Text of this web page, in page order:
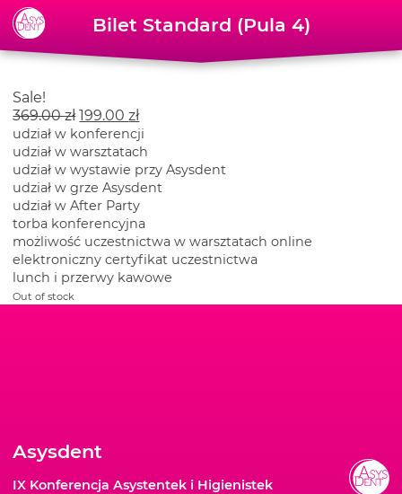
Skip to content
Bilet Standard (Pula 4)
Sale!
369.00zł 199.00zł
udział w konferencji
udział w warsztatach
udział w wystawie przy Asysdent
udział w grze Asysdent
udział w After Party
torba konferencyjna
możliwość uczestnictwa w warsztatach online
elektroniczny certyfikat uczestnictwa
lunch i przerwy kawowe
Out of stock
Asysdent
IX Konferencja Asystentek i Higienistek